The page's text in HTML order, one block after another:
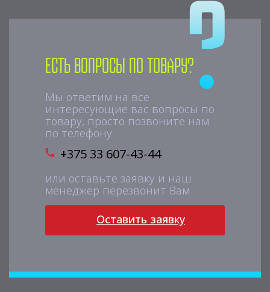
Есть вопросы по товару?
Мы ответим на все
интересующие вас вопросы по
товару, просто позвоните нам
по телефону
+375 33 607-43-44
или оставьте заявку и наш
менеджер перезвонит Вам
Оставить заявку